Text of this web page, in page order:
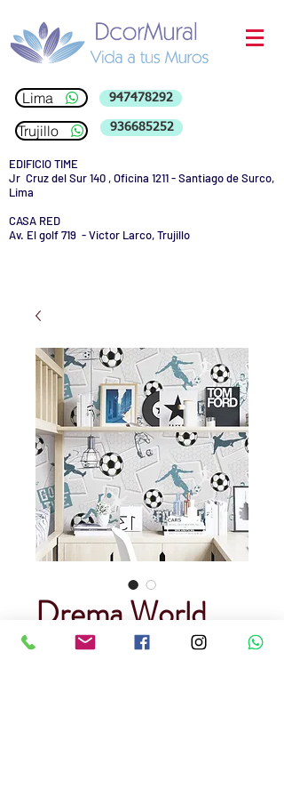
Lima 947478292
Trujillo 936685252
EDIFICIO TIME
Jr Cruz del Sur 140 , Oficina 1211 - Santiago de Surco,
Lima
CASA RED
Av. El golf 719 - Victor Larco, Trujillo
Drema World
5127-1